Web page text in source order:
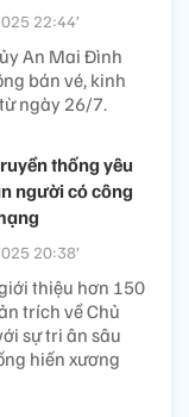
22:44’
An Mai Đình
bán vé, kinh
ngày 26/7.
thống yêu
người có công
20:38’
thiệu hơn 150
trích về Chủ
sự tri ân sâu
hiến xương